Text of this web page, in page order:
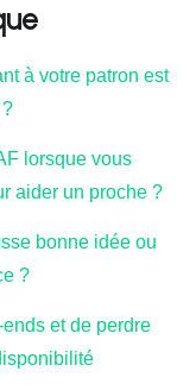
à votre patron est
lorsque vous
aider un proche ?
bonne idée ou
?
ends et de perdre